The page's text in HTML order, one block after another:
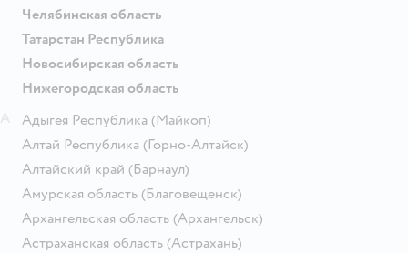
Челябинская область
Татарстан Республика
Новосибирская область
Нижегородская область
Адыгея Республика (Майкоп)
Алтай Республика (Горно-Алтайск)
Алтайский край (Барнаул)
Амурская область (Благовещенск)
Архангельская область (Архангельск)
Астраханская область (Астрахань)